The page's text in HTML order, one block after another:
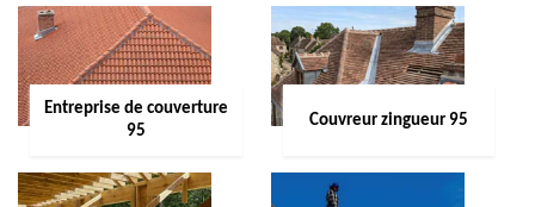
Entreprise de couverture
95
Couvreur zingueur 95